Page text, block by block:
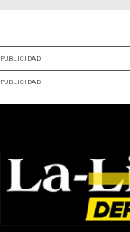
PUBLICIDAD
PUBLICIDAD